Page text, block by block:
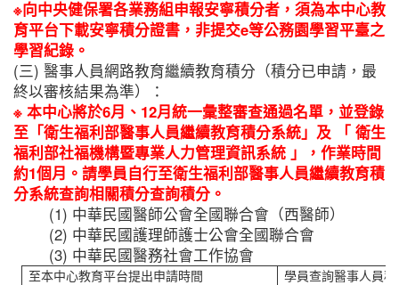
※向中央健保署各業務組申報安寧積分者，須為本中心教
育平台下載安寧積分證書，非提交e等公務園學習平臺之
學習紀錄。
(三) 醫事人員網路教育繼續教育積分（積分已申請，最
終以審核結果為準）：
※ 本中心將於6月、12月統一彙整審查通過名單，並登錄
至「衛生福利部醫事人員繼續教育積分系統」及
「 衛生
福利部社福機構暨專業人力管理資訊系統 」
，作業時間
約1個月。請學員自行至衛生福利部醫事人員繼續教育積
分系統查詢相關積分查詢積分。
(1) 中華民國醫師公會全國聯合會（西醫師）
(2) 中華民國護理師護士公會全國聯合會
(3) 中華民國醫務社會工作協會
至本中心教育平台提出申請時間
學員查詢醫事人員